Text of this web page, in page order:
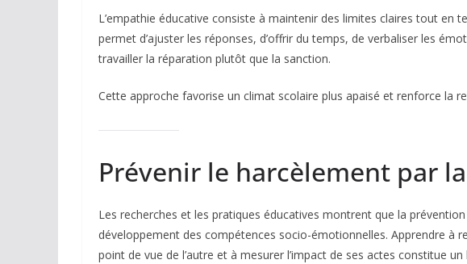
L’empathie éducative consiste à maintenir des limites claires tout en
permet d’ajuster les réponses, d’offrir du temps, de verbaliser les
travailler la réparation plutôt que la sanction.
Cette approche favorise un climat scolaire plus apaisé et renforce la
Prévenir le harcèlement par
Les recherches et les pratiques éducatives montrent que la
développement des compétences socio-émotionnelles. Apprendre à
point de vue de l’autre et à mesurer l’impact de ses actes constitue